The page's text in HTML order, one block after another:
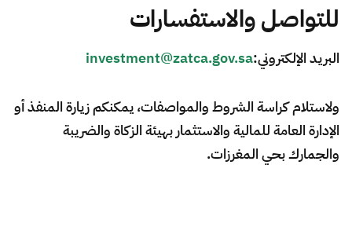
للتواصل والاستفسارات
البريد الإلكتروني:investment@zatca.gov.sa
ولاستلام كراسة الشروط والمواصفات، يمكنكم زيارة المنفذ أو
الإدارة العامة للمالية والاستثمار بهيئة الزكاة والضريبة
والجمارك بحي المغرزات.